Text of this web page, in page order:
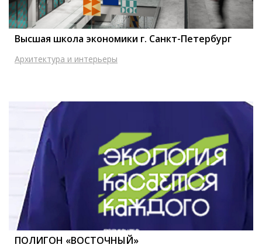
Высшая школа экономики г. Санкт-Петербург
Архитектура и интерьеры
ПОЛИГОН «ВОСТОЧНЫЙ»